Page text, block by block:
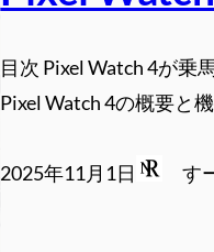
目次 Pixel Watch 4が乗
Pixel Watch 4の概要と
2025年11月1日 す